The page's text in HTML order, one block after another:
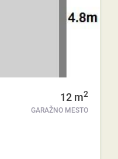
12 m2
GARAŽNO MESTO